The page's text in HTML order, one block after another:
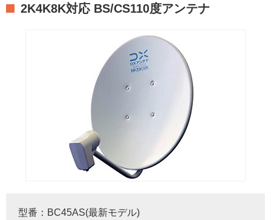
2K4K8K対応 BS/CS110度アンテナ
型番：BC45AS(最新モデル)